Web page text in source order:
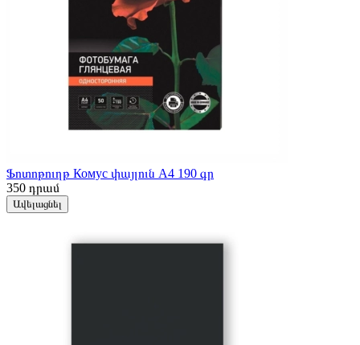
Ֆոտոթուղթ Комус փայլուն A4 190 գր
350 դրամ
Ավելացնել